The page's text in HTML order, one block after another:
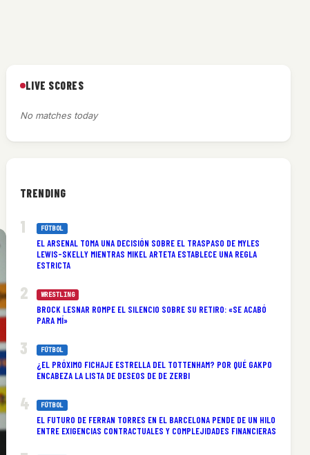
LIVE SCORES
No matches today
TRENDING
FÚTBOL
EL ARSENAL TOMA UNA DECISIÓN SOBRE EL TRASPASO DE MYLES
LEWIS-SKELLY MIENTRAS MIKEL ARTETA ESTABLECE UNA REGLA
ESTRICTA
WRESTLING
BROCK LESNAR ROMPE EL SILENCIO SOBRE SU RETIRO: «SE ACABÓ
PARA MÍ»
FÚTBOL
¿EL PRÓXIMO FICHAJE ESTRELLA DEL TOTTENHAM? POR QUÉ GAKPO
ENCABEZA LA LISTA DE DESEOS DE DE ZERBI
FÚTBOL
EL FUTURO DE FERRAN TORRES EN EL BARCELONA PENDE DE UN HILO
ENTRE EXIGENCIAS CONTRACTUALES Y COMPLEJIDADES FINANCIERAS